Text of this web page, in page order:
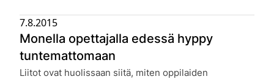
Monella opettajalla edessä hyppy
tuntemattomaan
Julkaistu:
7.8.2015
Liitot ovat huolissaan siitä, miten oppilaiden